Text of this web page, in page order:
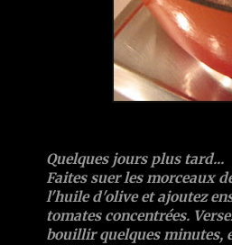
Quelques jours plus tard...
Faites suer les morceaux
l'huile d'olive et ajoutez
tomates concentrées.
bouillir quelques minutes,